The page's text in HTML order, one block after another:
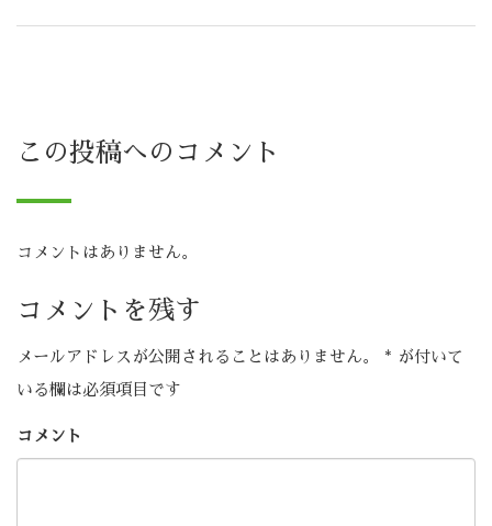
この投稿へのコメント
コメントはありません。
コメントを残す
メールアドレスが公開されることはありません。 * が付いて
いる欄は必須項目です
コメント